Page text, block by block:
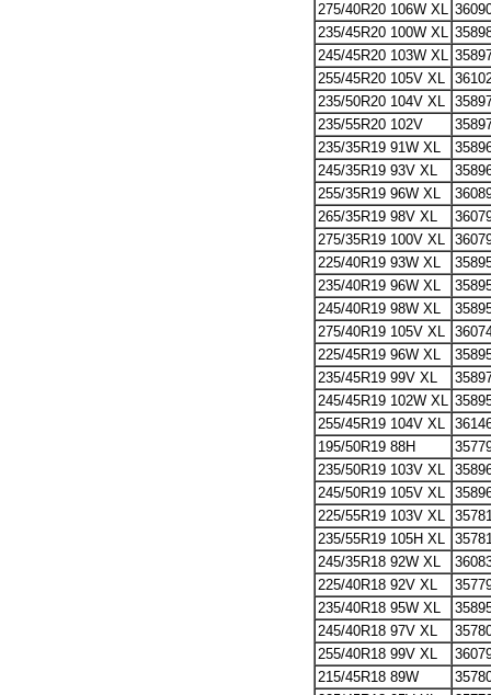
275/40R20 106W XL
235/45R20 100W XL
245/45R20 103W XL
255/45R20 105V XL
235/50R20 104V XL
235/55R20 102V
235/35R19 91W XL
245/35R19 93V XL
255/35R19 96W XL
265/35R19 98V XL
275/35R19 100V XL
225/40R19 93W XL
235/40R19 96W XL
245/40R19 98W XL
275/40R19 105V XL
225/45R19 96W XL
235/45R19 99V XL
245/45R19 102W XL
255/45R19 104V XL
195/50R19 88H
235/50R19 103V XL
245/50R19 105V XL
225/55R19 103V XL
235/55R19 105H XL
245/35R18 92W XL
225/40R18 92V XL
235/40R18 95W XL
245/40R18 97V XL
255/40R18 99V XL
215/45R18 89W